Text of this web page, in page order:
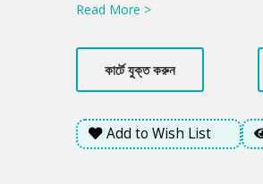
গড়িয়ে সন্ধ্যা নামে, সন্ধ্যা গড়িয়ে রাত এগোয়,
জেতে শেষ পর্যন্ত? সাবের নাকি নীরা?
Read More >
কার্টে যুক্ত করুন
Add to Wish List